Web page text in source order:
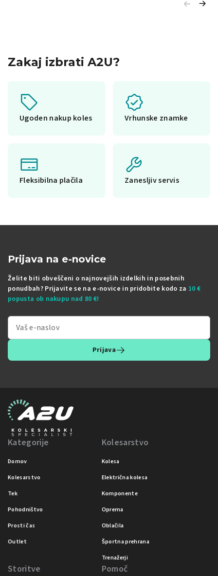
Zakaj izbrati A2U?
Ugoden nakup koles Vrhunske znamke
Fleksibilna plačila Zanesljiv servis
Prijava na e-novice
Želite biti obveščeni o najnovejših izdelkih in posebnih
ponudbah? Prijavite se na e-novice in pridobite kodo za 10 €
popusta ob nakupu nad 80 €!
Prijava
Kategorije
Domov
Kolesarstvo
Tek
Pohodništvo
Prosti čas
Outlet
Kolesarstvo
Kolesa
Električna kolesa
Komponente
Oprema
Oblačila
Športna prehrana
Trenažerji
Storitve Pomoč